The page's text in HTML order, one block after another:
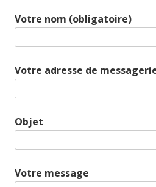
Votre nom (obligatoire)
Votre adresse de
Objet
Votre message